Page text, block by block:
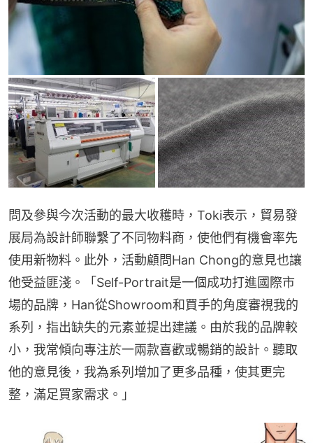
問及參與今次活動的最大收穫時，Toki表示，貿易發
展局為設計師聯繫了不同物料商，使他們有機會率先
使用新物料。此外，活動顧問Han Chong的意見也讓
他受益匪淺。「Self-Portrait是一個成功打進國際市
場的品牌，Han從Showroom和買手的角度審視我的
系列，指出缺失的元素並提出建議。由於我的品牌較
小，我常傾向專注於一兩款喜歡或暢銷的設計。聽取
他的意見後，我為系列增加了更多品種，使其更完
整，滿足買家需求。」